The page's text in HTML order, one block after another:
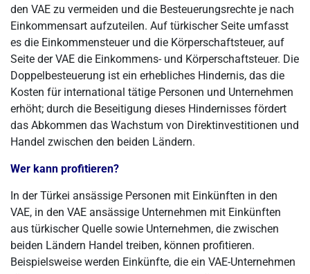
den VAE zu vermeiden und die Besteuerungsrechte je nach
Einkommensart aufzuteilen. Auf türkischer Seite umfasst
es die Einkommensteuer und die Körperschaftsteuer, auf
Seite der VAE die Einkommens- und Körperschaftsteuer. Die
Doppelbesteuerung ist ein erhebliches Hindernis, das die
Kosten für international tätige Personen und Unternehmen
erhöht; durch die Beseitigung dieses Hindernisses fördert
das Abkommen das Wachstum von Direktinvestitionen und
Handel zwischen den beiden Ländern.
Wer kann profitieren?
In der Türkei ansässige Personen mit Einkünften in den
VAE, in den VAE ansässige Unternehmen mit Einkünften
aus türkischer Quelle sowie Unternehmen, die zwischen
beiden Ländern Handel treiben, können profitieren.
Beispielsweise werden Einkünfte, die ein VAE-Unternehmen